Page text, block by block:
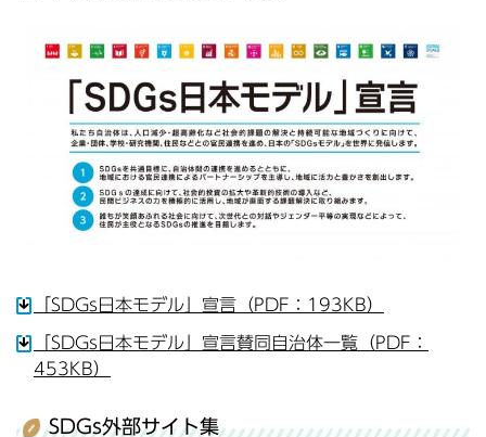
「SDGs日本モデル」宣言（PDF：193KB）
「SDGs日本モデル」宣言賛同自治体一覧（PDF：
453KB）
SDGs外部サイト集